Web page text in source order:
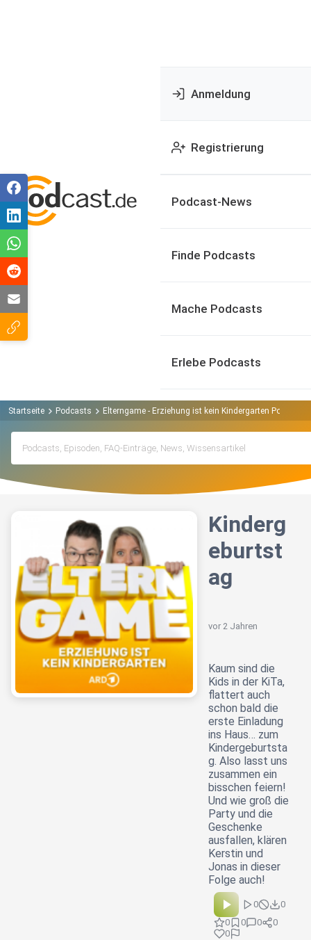
Anmeldung
Registrierung
Podcast-News
Finde Podcasts
Mache Podcasts
Erlebe Podcasts
Startseite Podcasts Elterngame - Erziehung ist kein Kindergarten Podcast
Kinderg
eburtst
ag
vor 2 Jahren
Kaum sind die
Kids in der KiTa,
flattert auch
schon bald die
erste Einladung
ins Haus… zum
Kindergeburtsta
g. Also lasst uns
zusammen ein
bisschen feiern!
Und wie groß die
Party und die
Geschenke
ausfallen, klären
Kerstin und
Jonas in dieser
Folge auch!
0
0
0
0 0
0
0